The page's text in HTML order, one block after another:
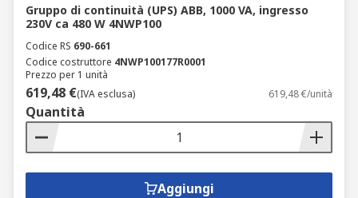
Gruppo di continuità (UPS) ABB, 1000 VA, ingresso
230V ca 480 W 4NWP100
Codice RS 690-661
Codice costruttore 4NWP100177R0001
Prezzo per 1 unità
619,48 €(IVA esclusa) 619,48 €/unità
Quantità
Aggiungi